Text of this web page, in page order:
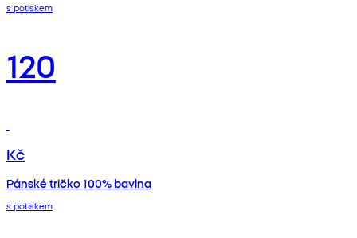
s potiskem
120
Kč
Pánské tričko 100% bavlna
s potiskem